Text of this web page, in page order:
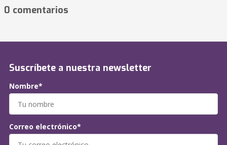
0 comentarios
Suscríbete a nuestra newsletter
Nombre*
Correo electrónico*